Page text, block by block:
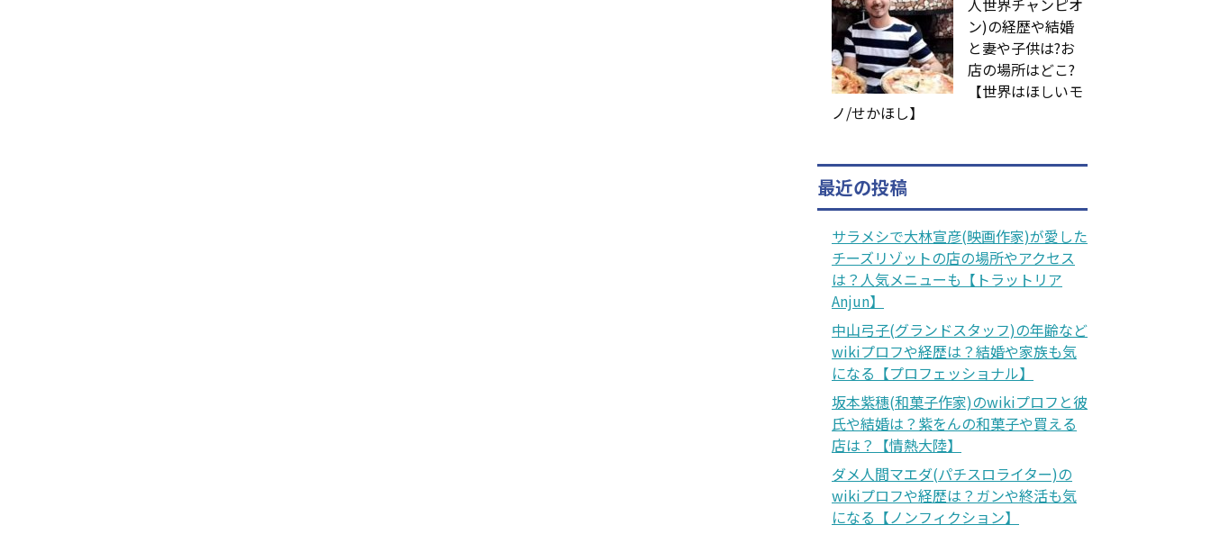
人世界チャンピオ
ン)の経歴や結婚
と妻や子供は?お
店の場所はどこ?
【世界はほしいモ
ノ/せかほし】
最近の投稿
サラメシで大林宣彦(映画作家)が愛した
チーズリゾットの店の場所やアクセス
は？人気メニューも【トラットリア
Anjun】
中山弓子(グランドスタッフ)の年齢など
wikiプロフや経歴は？結婚や家族も気
になる【プロフェッショナル】
坂本紫穗(和菓子作家)のwikiプロフと彼
氏や結婚は？紫をんの和菓子や買える
店は？【情熱大陸】
ダメ人間マエダ(パチスロライター)の
wikiプロフや経歴は？ガンや終活も気
になる【ノンフィクション】